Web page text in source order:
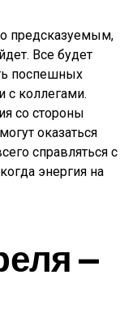
предсказуемым,
Все будет
поспешных
с коллегами.
со стороны
оказаться
справляться с
энергия на
—